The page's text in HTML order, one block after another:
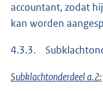
accountant, zodat
kan worden
4.3.3.
Subklachtonderdeel a.2: